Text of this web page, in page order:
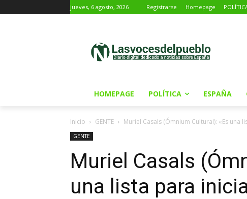
jueves, 6 agosto, 2026 Registrarse Homepage
HOMEPAGE POLÍTICA ESPAÑA
Inicio GENTE Muriel Casals (Ómnium Cultural): «Es una
GENTE
Muriel Casals
una lista para